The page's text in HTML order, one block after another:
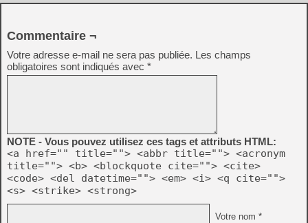
Commentaire ¬
Votre adresse e-mail ne sera pas publiée. Les champs
obligatoires sont indiqués avec *
NOTE - Vous pouvez utilisez ces tags et attributs HTML:
<a href="" title=""> <abbr title=""> <acronym
title=""> <b> <blockquote cite=""> <cite>
<code> <del datetime=""> <em> <i> <q cite="">
<s> <strike> <strong>
Votre nom *